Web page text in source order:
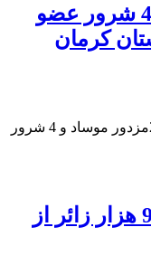
بازداشت 21مزدور موساد و 4 شرور عضو
کرمان
وزارت اطلاعات از شناسایی و بازداشت 21مزدور موساد و 4 شرور
تردد بیش از یک میلیون و 960 هزار زائر از